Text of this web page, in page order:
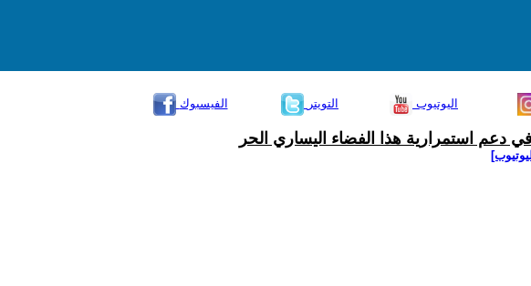
الفيسبوك
التويتر اليوتيوب
دعم استمرارية هذا الفضاء اليساري الحر